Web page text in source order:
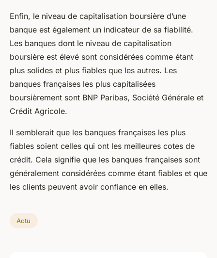
Enfin, le niveau de capitalisation boursière d’une
banque est également un indicateur de sa fiabilité.
Les banques dont le niveau de capitalisation
boursière est élevé sont considérées comme étant
plus solides et plus fiables que les autres. Les
banques françaises les plus capitalisées
boursièrement sont BNP Paribas, Société Générale et
Crédit Agricole.
Il semblerait que les banques françaises les plus
fiables soient celles qui ont les meilleures cotes de
crédit. Cela signifie que les banques françaises sont
généralement considérées comme étant fiables et que
les clients peuvent avoir confiance en elles.
Actu